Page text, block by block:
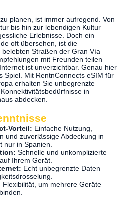
planen, ist immer aufregend. Von
bis hin zur lebendigen Kultur –
Erlebnisse. Doch ein
oft übersehen, ist die
belebten Straßen der Gran Vía
mit Freunden teilen
ist unverzichtbar. Genau hier
Spiel. Mit RentnConnects eSIM für
erhalten Sie unbegrenzte
in
abdecken.
Vorteil: Einfache Nutzung,
und zuverlässige Abdeckung in
nur in Spanien.
Schnelle und unkomplizierte
Ihrem Gerät.
Echt unbegrenzte Daten
Flexibilität, um mehrere Geräte